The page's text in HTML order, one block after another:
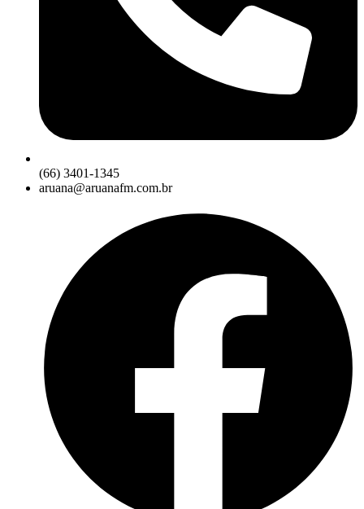
(66) 3401-1345
aruana@aruanafm.com.br